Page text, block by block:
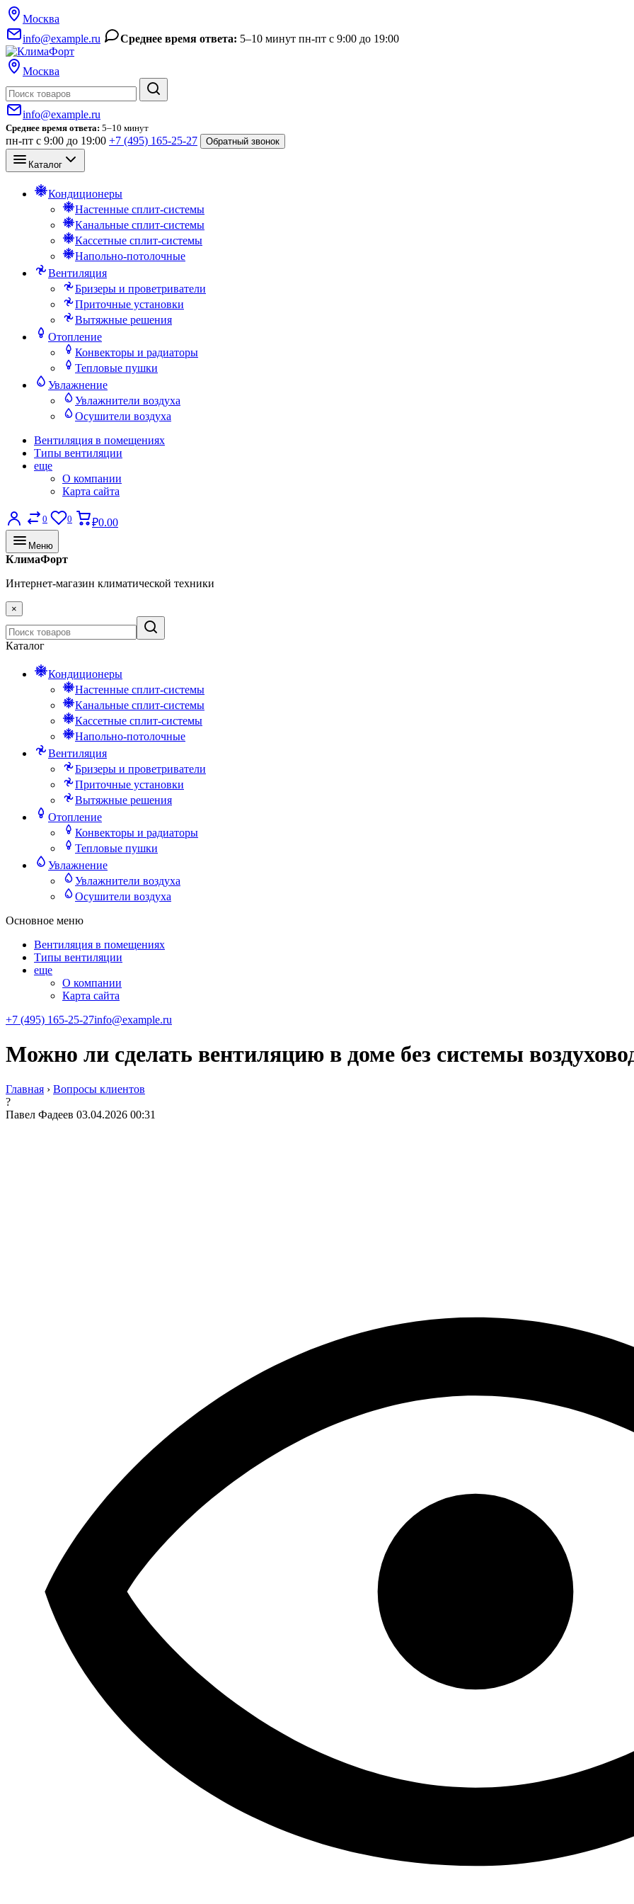
Москва
info@example.ru
Среднее время ответа: 5–10 минут пн-пт с 9:00 до 19:00
Москва
info@example.ru
Среднее время ответа: 5–10 минут
пн-пт с 9:00 до 19:00 +7 (495) 165-25-27 Обратный звонок
Каталог
Кондиционеры
Настенные сплит-системы
Канальные сплит-системы
Кассетные сплит-системы
Напольно-потолочные
Вентиляция
Бризеры и проветриватели
Приточные установки
Вытяжные решения
Отопление
Конвекторы и радиаторы
Тепловые пушки
Увлажнение
Увлажнители воздуха
Осушители воздуха
Вентиляция в помещениях
Типы вентиляции
еще
О компании
Карта сайта
0 0 ₽0.00
Меню
КлимаФорт
Интернет-магазин климатической техники
×
Каталог
Кондиционеры
Настенные сплит-системы
Канальные сплит-системы
Кассетные сплит-системы
Напольно-потолочные
Вентиляция
Бризеры и проветриватели
Приточные установки
Вытяжные решения
Отопление
Конвекторы и радиаторы
Тепловые пушки
Увлажнение
Увлажнители воздуха
Осушители воздуха
Основное меню
Вентиляция в помещениях
Типы вентиляции
еще
О компании
Карта сайта
+7 (495) 165-25-27info@example.ru
Можно ли сделать вентиляцию в доме без системы
Главная › Вопросы клиентов
?
Павел Фадеев 03.04.2026 00:31